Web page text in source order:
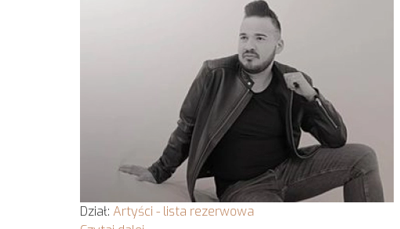
Dział: Artyści - lista rezerwowa